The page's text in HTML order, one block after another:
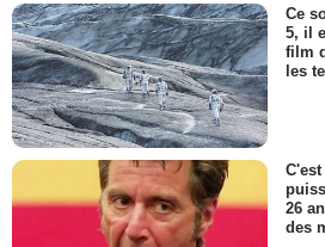
Ce
5, il
film
les
26
des